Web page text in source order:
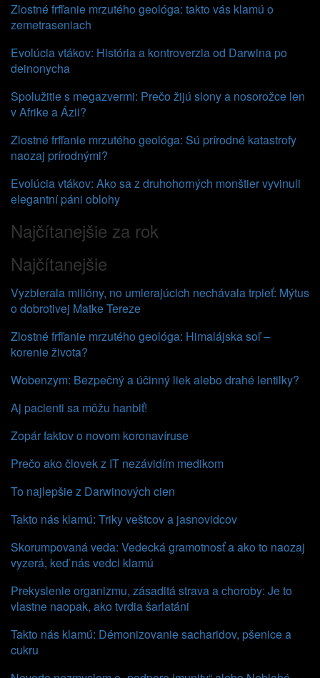
Zlostné frfľanie mrzutého geológa: takto vás klamú o
zemetraseniach
Evolúcia vtákov: História a kontroverzia od Darwina po
deinonycha
Spolužitie s megazvermi: Prečo žijú slony a nosorožce len
v Afrike a Ázii?
Zlostné frfľanie mrzutého geológa: Sú prírodné katastrofy
naozaj prírodnými?
Evolúcia vtákov: Ako sa z druhohorných monštier vyvinuli
elegantní páni oblohy
Najčítanejšie za rok
Najčítanejšie
Vyzbierala milióny, no umierajúcich nechávala trpieť: Mýtus
o dobrotivej Matke Tereze
Zlostné frfľanie mrzutého geológa: Himalájska soľ –
korenie života?
Wobenzym: Bezpečný a účinný liek alebo drahé lentilky?
Aj pacienti sa môžu hanbiť!
Zopár faktov o novom koronavíruse
Prečo ako človek z IT nezávidím medikom
To najlepšie z Darwinových cien
Takto nás klamú: Triky veštcov a jasnovidcov
Skorumpovaná veda: Vedecká gramotnosť a ako to naozaj
vyzerá, keď nás vedci klamú
Prekyslenie organizmu, zásaditá strava a choroby: Je to
vlastne naopak, ako tvrdia šarlatáni
Takto nás klamú: Démonizovanie sacharidov, pšenice a
cukru